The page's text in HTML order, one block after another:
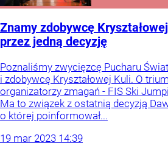
Znamy zdobywcę
przez jedną decyzję
Poznaliśmy zwycięzcę Pucharu
i zdobywcę Kryształowej Kuli. O
organizatorzy zmagań - FIS Ski
Ma to związek z ostatnią decyzją
o której poinformował...
19 mar 2023 14:39